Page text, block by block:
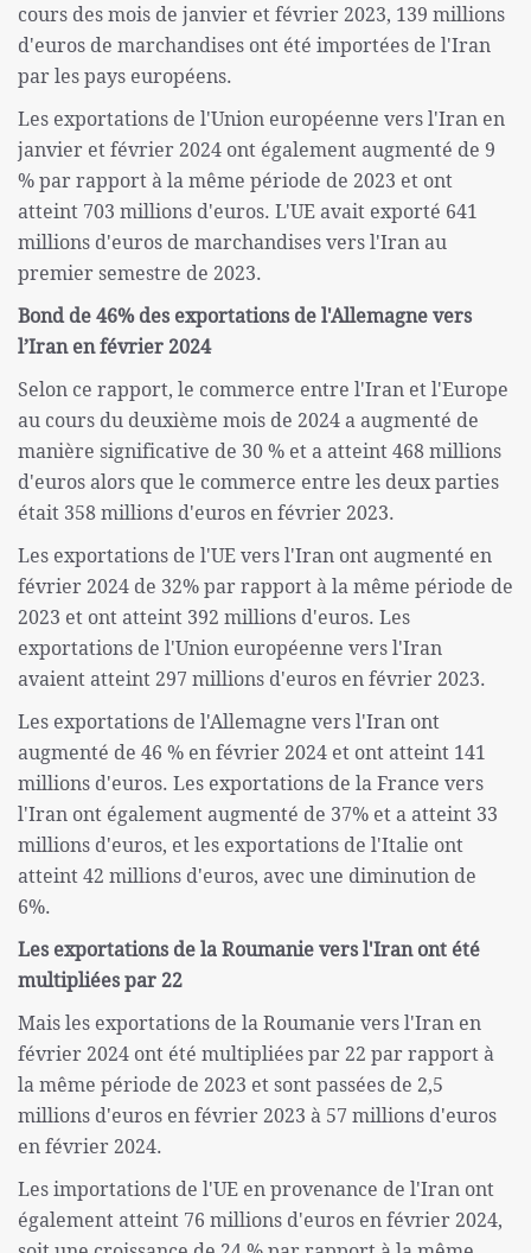
cours des mois de janvier et février 2023, 139 millions
d'euros de marchandises ont été importées de l'Iran
par les pays européens.
Les exportations de l'Union européenne vers l'Iran en
janvier et février 2024 ont également augmenté de 9
% par rapport à la même période de 2023 et ont
atteint 703 millions d'euros. L'UE avait exporté 641
millions d'euros de marchandises vers l'Iran au
premier semestre de 2023.
Bond de 46% des exportations de l'Allemagne vers
l’Iran en février 2024
Selon ce rapport, le commerce entre l'Iran et l'Europe
au cours du deuxième mois de 2024 a augmenté de
manière significative de 30 % et a atteint 468 millions
d'euros alors que le commerce entre les deux parties
était 358 millions d'euros en février 2023.
Les exportations de l'UE vers l'Iran ont augmenté en
février 2024 de 32% par rapport à la même période de
2023 et ont atteint 392 millions d'euros. Les
exportations de l'Union européenne vers l'Iran
avaient atteint 297 millions d'euros en février 2023.
Les exportations de l'Allemagne vers l'Iran ont
augmenté de 46 % en février 2024 et ont atteint 141
millions d'euros. Les exportations de la France vers
l'Iran ont également augmenté de 37% et a atteint 33
millions d'euros, et les exportations de l'Italie ont
atteint 42 millions d'euros, avec une diminution de
6%.
Les exportations de la Roumanie vers l'Iran ont été
multipliées par 22
Mais les exportations de la Roumanie vers l'Iran en
février 2024 ont été multipliées par 22 par rapport à
la même période de 2023 et sont passées de 2,5
millions d'euros en février 2023 à 57 millions d'euros
en février 2024.
Les importations de l'UE en provenance de l'Iran ont
également atteint 76 millions d'euros en février 2024,